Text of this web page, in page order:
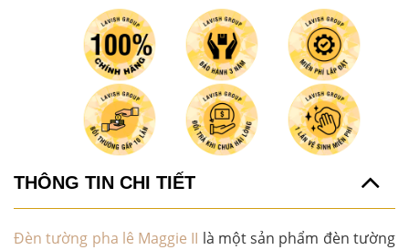
THÔNG TIN CHI TIẾT
Đèn tường pha lê Maggie II là một sản phẩm đèn tường